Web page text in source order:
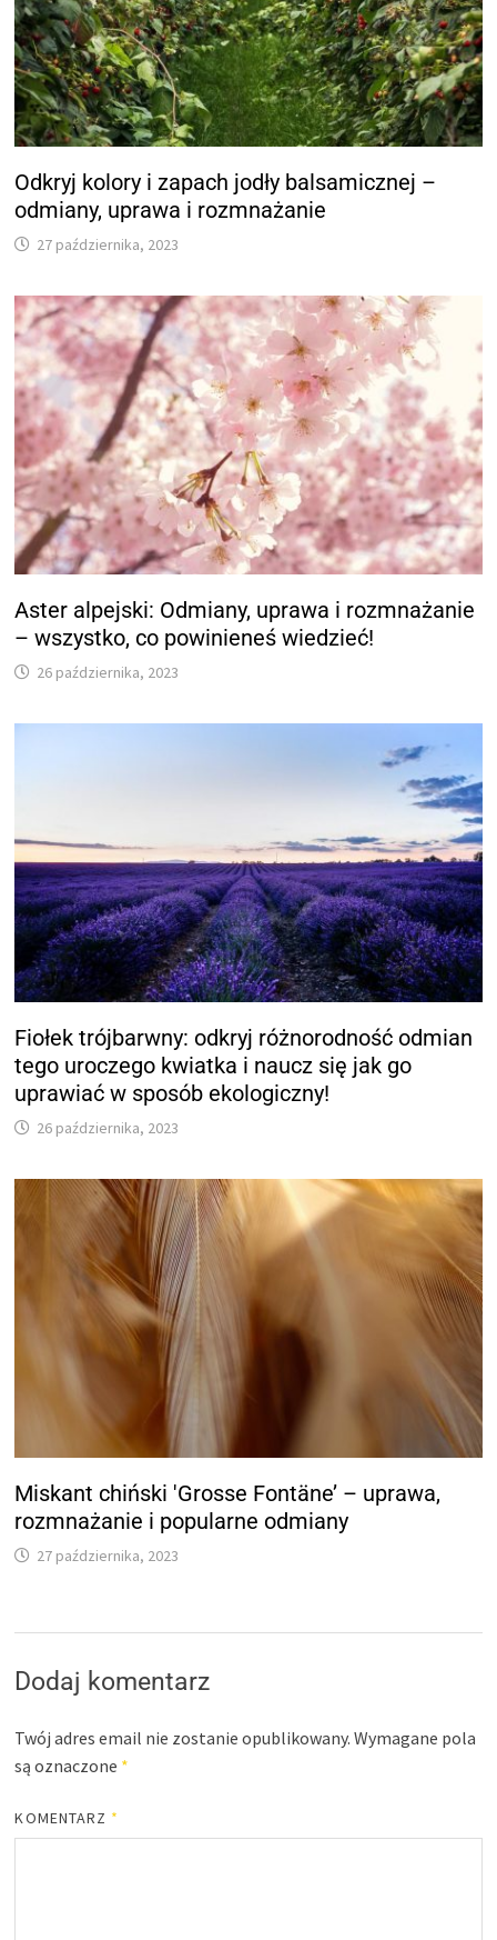
Odkryj kolory i zapach jodły balsamicznej –
odmiany, uprawa i rozmnażanie
27 października, 2023
Aster alpejski: Odmiany, uprawa i rozmnażanie
– wszystko, co powinieneś wiedzieć!
26 października, 2023
Fiołek trójbarwny: odkryj różnorodność odmian
tego uroczego kwiatka i naucz się jak go
uprawiać w sposób ekologiczny!
26 października, 2023
Miskant chiński 'Grosse Fontäne’ – uprawa,
rozmnażanie i popularne odmiany
27 października, 2023
Dodaj komentarz
Twój adres email nie zostanie opublikowany. Wymagane pola
są oznaczone *
KOMENTARZ *